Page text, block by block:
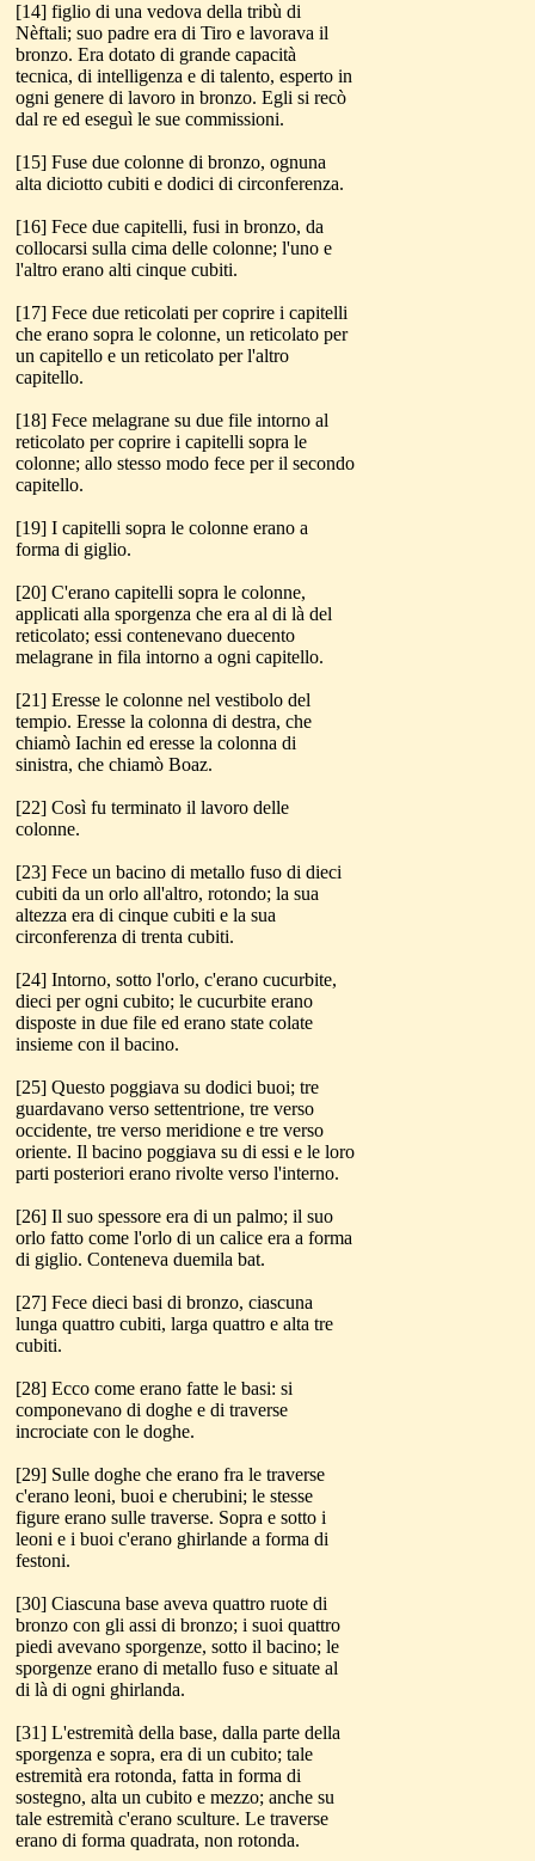
[14] figlio di una vedova della tribù di
Nèftali; suo padre era di Tiro e lavorava il
bronzo. Era dotato di grande capacità
tecnica, di intelligenza e di talento, esperto in
ogni genere di lavoro in bronzo. Egli si recò
dal re ed eseguì le sue commissioni.
[15] Fuse due colonne di bronzo, ognuna
alta diciotto cubiti e dodici di circonferenza.
[16] Fece due capitelli, fusi in bronzo, da
collocarsi sulla cima delle colonne; l'uno e
l'altro erano alti cinque cubiti.
[17] Fece due reticolati per coprire i capitelli
che erano sopra le colonne, un reticolato per
un capitello e un reticolato per l'altro
capitello.
[18] Fece melagrane su due file intorno al
reticolato per coprire i capitelli sopra le
colonne; allo stesso modo fece per il secondo
capitello.
[19] I capitelli sopra le colonne erano a
forma di giglio.
[20] C'erano capitelli sopra le colonne,
applicati alla sporgenza che era al di là del
reticolato; essi contenevano duecento
melagrane in fila intorno a ogni capitello.
[21] Eresse le colonne nel vestibolo del
tempio. Eresse la colonna di destra, che
chiamò Iachin ed eresse la colonna di
sinistra, che chiamò Boaz.
[22] Così fu terminato il lavoro delle
colonne.
[23] Fece un bacino di metallo fuso di dieci
cubiti da un orlo all'altro, rotondo; la sua
altezza era di cinque cubiti e la sua
circonferenza di trenta cubiti.
[24] Intorno, sotto l'orlo, c'erano cucurbite,
dieci per ogni cubito; le cucurbite erano
disposte in due file ed erano state colate
insieme con il bacino.
[25] Questo poggiava su dodici buoi; tre
guardavano verso settentrione, tre verso
occidente, tre verso meridione e tre verso
oriente. Il bacino poggiava su di essi e le loro
parti posteriori erano rivolte verso l'interno.
[26] Il suo spessore era di un palmo; il suo
orlo fatto come l'orlo di un calice era a forma
di giglio. Conteneva duemila bat.
[27] Fece dieci basi di bronzo, ciascuna
lunga quattro cubiti, larga quattro e alta tre
cubiti.
[28] Ecco come erano fatte le basi: si
componevano di doghe e di traverse
incrociate con le doghe.
[29] Sulle doghe che erano fra le traverse
c'erano leoni, buoi e cherubini; le stesse
figure erano sulle traverse. Sopra e sotto i
leoni e i buoi c'erano ghirlande a forma di
festoni.
[30] Ciascuna base aveva quattro ruote di
bronzo con gli assi di bronzo; i suoi quattro
piedi avevano sporgenze, sotto il bacino; le
sporgenze erano di metallo fuso e situate al
di là di ogni ghirlanda.
[31] L'estremità della base, dalla parte della
sporgenza e sopra, era di un cubito; tale
estremità era rotonda, fatta in forma di
sostegno, alta un cubito e mezzo; anche su
tale estremità c'erano sculture. Le traverse
erano di forma quadrata, non rotonda.